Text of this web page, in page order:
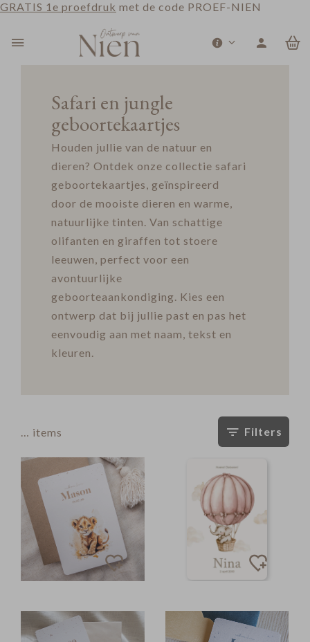
GRATIS 1e proefdruk met de code PROEF-NIEN
Safari en jungle
geboortekaartjes
Houden jullie van de natuur en
dieren? Ontdek onze collectie safari
geboortekaartjes, geïnspireerd
door de mooiste dieren en warme,
natuurlijke tinten. Van schattige
olifanten en giraffen tot stoere
leeuwen, perfect voor een
avontuurlijke
geboorteaankondiging. Kies een
ontwerp dat bij jullie past en pas het
eenvoudig aan met naam, tekst en
kleuren.
items Filters